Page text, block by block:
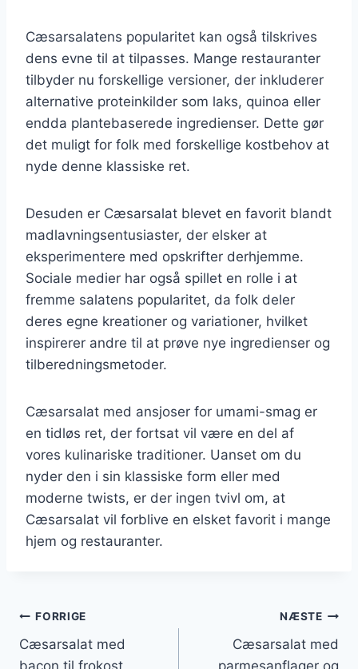
Cæsarsalatens popularitet kan også tilskrives
dens evne til at tilpasses. Mange restauranter
tilbyder nu forskellige versioner, der inkluderer
alternative proteinkilder som laks, quinoa eller
endda plantebaserede ingredienser. Dette gør
det muligt for folk med forskellige kostbehov at
nyde denne klassiske ret.
Desuden er Cæsarsalat blevet en favorit blandt
madlavningsentusiaster, der elsker at
eksperimentere med opskrifter derhjemme.
Sociale medier har også spillet en rolle i at
fremme salatens popularitet, da folk deler
deres egne kreationer og variationer, hvilket
inspirerer andre til at prøve nye ingredienser og
tilberedningsmetoder.
Cæsarsalat med ansjoser for umami-smag er
en tidløs ret, der fortsat vil være en del af
vores kulinariske traditioner. Uanset om du
nyder den i sin klassiske form eller med
moderne twists, er der ingen tvivl om, at
Cæsarsalat vil forblive en elsket favorit i mange
hjem og restauranter.
Indlægsnavigation
FORRIGE
Cæsarsalat med
bacon til frokost
NÆSTE
Cæsarsalat med
parmesanflager og